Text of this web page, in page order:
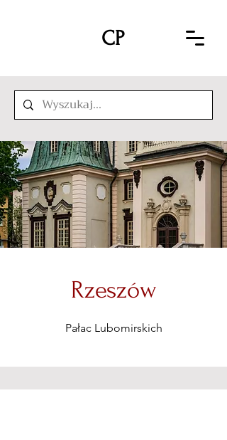
CP
Rzeszów
Pałac Lubomirskich